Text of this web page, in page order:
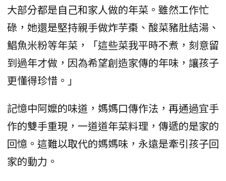
大部分都是自己和家人做的年菜。雖然工作忙
碌，她還是堅持親手做炸芋棗、酸菜豬肚結湯、
鯧魚米粉等年菜，「這些菜我平時不煮，刻意留
到過年才做，因為希望創造家傳的年味，讓孩子
更懂得珍惜。」
記憶中阿嬤的味道，媽媽口傳作法，再通過宜手
作的雙手重現，一道道年菜料理，傳遞的是家的
回憶。這難以取代的媽媽味，永遠是牽引孩子回
家的動力。